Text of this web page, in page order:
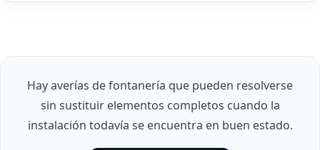
Hay averías de fontanería que pueden resolverse
sin sustituir elementos completos cuando la
instalación todavía se encuentra en buen estado.